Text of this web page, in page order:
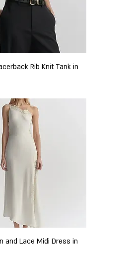
Rib Knit Tank in
and Lace Midi Dress in